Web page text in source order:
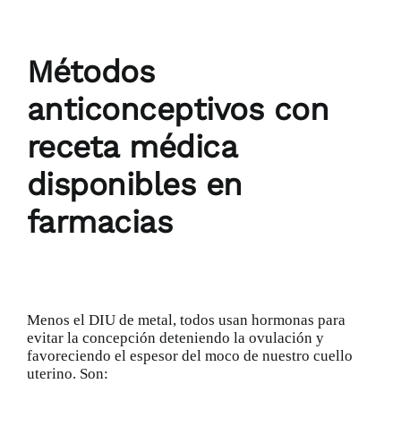
Métodos
anticonceptivos con
receta médica
disponibles en
farmacias
Menos el DIU de metal, todos usan hormonas para
evitar la concepción deteniendo la ovulación y
favoreciendo el espesor del moco de nuestro cuello
uterino. Son: